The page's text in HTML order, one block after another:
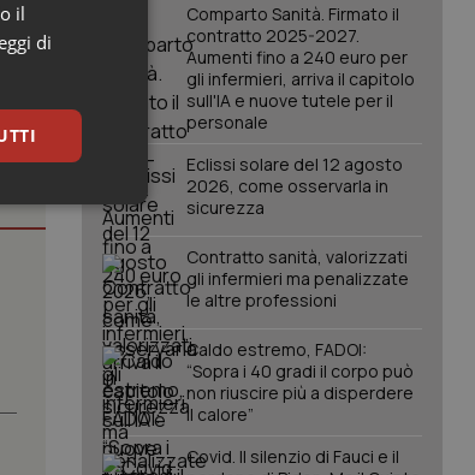
Comparto Sanità. Firmato il
contratto 2025-2027.
Aumenti fino a 240 euro per
gli infermieri, arriva il capitolo
sull'IA e nuove tutele per il
personale
Eclissi solare del 12 agosto
2026, come osservarla in
sicurezza
Contratto sanità, valorizzati
gli infermieri ma penalizzate
le altre professioni
Caldo estremo, FADOI:
“Sopra i 40 gradi il corpo può
non riuscire più a disperdere
il calore”
Covid. Il silenzio di Fauci e il
il
di